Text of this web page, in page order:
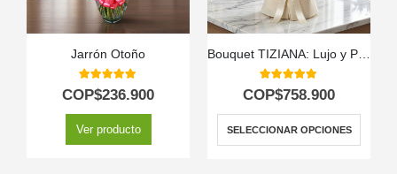
Jarrón Otoño
5.00out of 5
COP$236.900
Ver producto
5.00out of 5
COP$758.900
SELECCIONAR OPCIONES